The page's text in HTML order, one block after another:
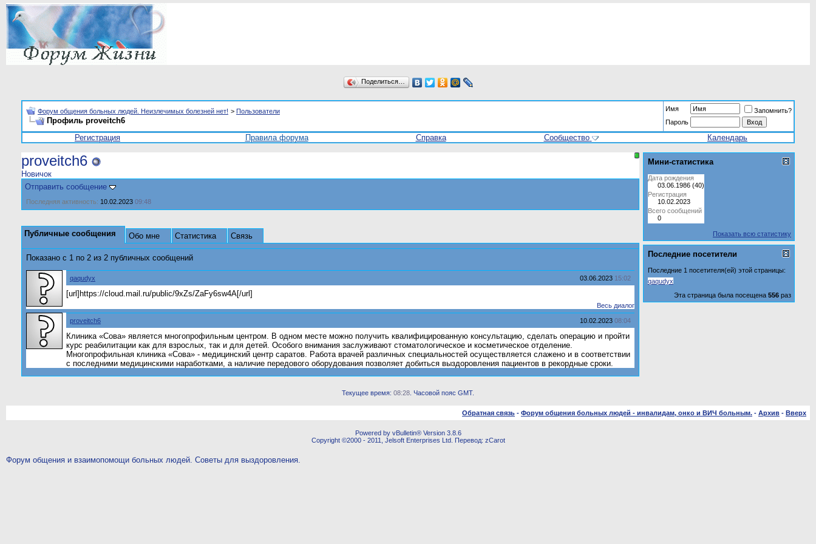
Поделиться…
Форум общения больных людей. Неизлечимых болезней нет! > Пользователи
Профиль proveitch6
Имя
Запомнить?
Пароль
Регистрация Правила форума Справка Сообщество Календарь
proveitch6
Новичок
Отправить сообщение
Последняя активность: 10.02.2023 09:48
Публичные сообщения Обо мне Статистика Связь
Показано с 1 по 2 из 2 публичных сообщений
03.06.2023 15:02
qaqudyx
[url]https://cloud.mail.ru/public/9xZs/ZaFy6sw4A[/url]
Весь диалог
10.02.2023 08:04
proveitch6
Клиника «Сова» является многопрофильным центром. В одном месте можно получить квалифицированную консультацию, сделать операцию и пройти
курс реабилитации как для взрослых, так и для детей. Особого внимания заслуживают стоматологическое и косметическое отделение.
Многопрофильная клиника «Сова» - медицинский центр саратов. Работа врачей различных специальностей осуществляется слажено и в соответствии
с последними медицинскими наработками, а наличие передового оборудования позволяет добиться выздоровления пациентов в рекордные сроки.
Мини-статистика
Дата рождения
03.06.1986 (40)
Регистрация
10.02.2023
Всего сообщений
0
Показать всю статистику
Последние посетители
Последние 1 посетителя(ей) этой страницы:
qaqudyx
Эта страница была посещена 556 раз
Текущее время: 08:28 . Часовой пояс GMT.
Обратная связь - Форум общения больных людей - инвалидам, онко и ВИЧ больным. - Архив - Вверх
Powered by vBulletin® Version 3.8.6
Copyright ©2000 - 2011, Jelsoft Enterprises Ltd. Перевод: zCarot
Форум общения и взаимопомощи больных людей. Советы для выздоровления.